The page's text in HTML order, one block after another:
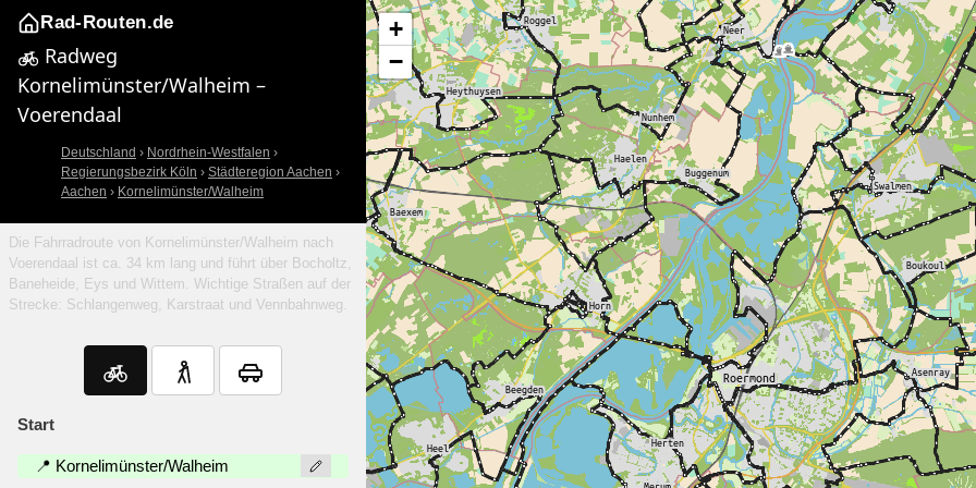
Rad-Routen.de
Radweg
Kornelimünster/Walheim –
Voerendaal
Deutschland › Nordrhein-Westfalen ›
Regierungsbezirk Köln › Städteregion Aachen ›
Aachen › Kornelimünster/Walheim
Die Fahrradroute von Kornelimünster/Walheim nach
Voerendaal ist ca. 34 km lang und führt über Bocholtz,
Baneheide, Eys und Wittem. Wichtige Straßen auf der
Strecke: Schlangenweg, Karstraat und Vennbahnweg.
Start
📍 Kornelimünster/Walheim
+
−